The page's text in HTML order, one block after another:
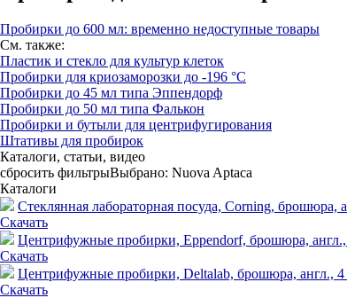
Пробирки до 600 мл: временно недоступные товары
См. также:
Пластик и стекло для культур клеток
Пробирки для криозаморозки до -196 °С
Пробирки до 45 мл типа Эппендорф
Пробирки до 50 мл типа Фалькон
Пробирки и бутыли для центрифугирования
Штативы для пробирок
Каталоги, статьи, видео
сбросить фильтрыВыбрано: Nuova Aptaca
Каталоги
Стеклянная лабораторная посуда, Corning, брошюра,
Скачать
Центрифужные пробирки, Eppendorf, брошюра, англ.,
Скачать
Центрифужные пробирки, Deltalab, брошюра, англ., 4
Скачать